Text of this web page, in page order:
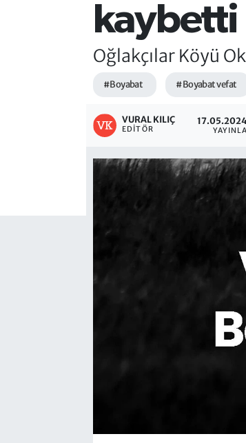
kaybetti
Oğlakçılar Köyü
#Boyabat #Boyabat vefat
VURAL KILIÇ
EDITÖR